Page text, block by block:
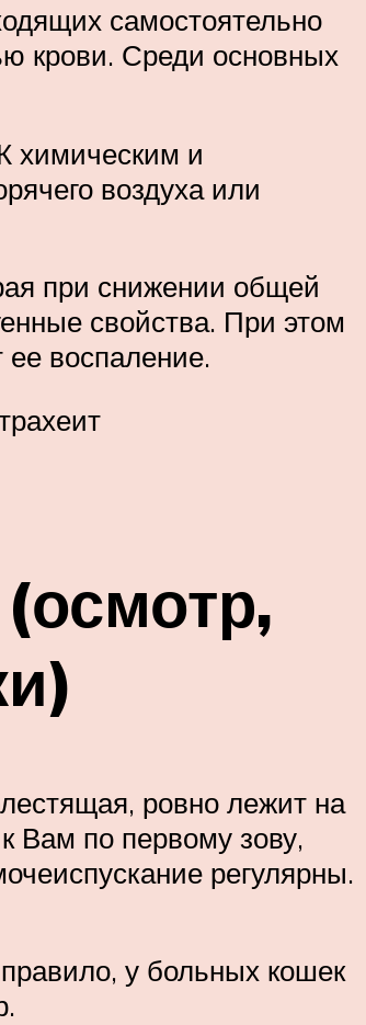
самостоятельно
крови. Среди основных
химическим и
воздуха или
при снижении общей
свойства. При этом
воспаление.
ровно лежит на
Вам по первому зову,
регулярны.
у больных кошек